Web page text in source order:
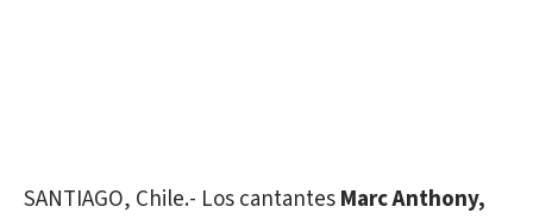
SANTIAGO, Chile.- Los cantantesMarc Anthony,